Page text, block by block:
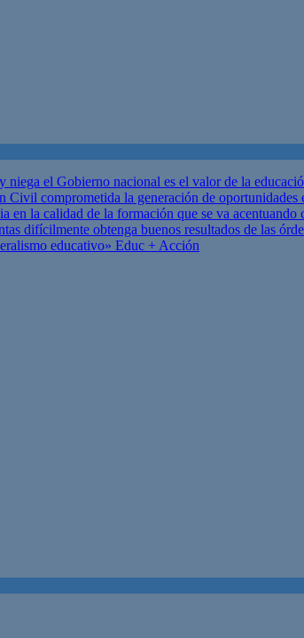
el Gobierno nacional es el valor de la
comprometida la generación de oportunidades
en la calidad de la formación que se va
difícilmente obtenga buenos resultados de las
educativo» Educ + Acción